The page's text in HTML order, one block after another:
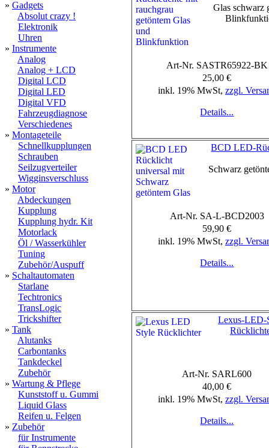
» Gadgets
Absolut crazy !
Elektronik
Uhren
» Instrumente
Analog
Analog + LCD
Digital LCD
Digital LED
Digital VFD
Fahrzeugdiagnose
Verschiedenes
» Montageteile
Schnellkupplungen
Schrauben
Seilzugverteiler
Wigginsverschluss
» Motor
Abdeckungen
Kupplung
Kupplung hydr. Kit
Motorlack
Öl / Wasserkühler
Tuning
Zubehör/Auspuff
» Schaltautomaten
Starlane
Techtronics
TransLogic
Trickshifter
» Tank
Alutanks
Carbontanks
Tankdeckel
Zubehör
» Wartung & Pflege
Kunststoff u. Gummi
Liquid Glass
Reifen u. Felgen
» Zubehör
für Instrumente
Glas schwarz
Art-Nr. SASTR65922-BK
25,00 €
inkl. 19% MwSt, zzgl.
Details...
BCD LED-
Schwarz
Art-Nr. SA-L-BCD2003
59,90 €
inkl. 19% MwSt, zzgl.
Details...
Lexus-LED-
Art-Nr. SARL600
40,00 €
inkl. 19% MwSt, zzgl.
Details...